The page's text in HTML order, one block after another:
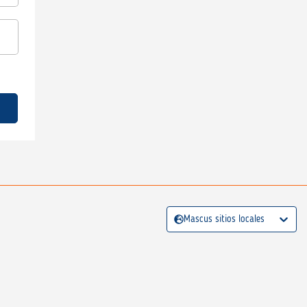
Mascus sitios locales